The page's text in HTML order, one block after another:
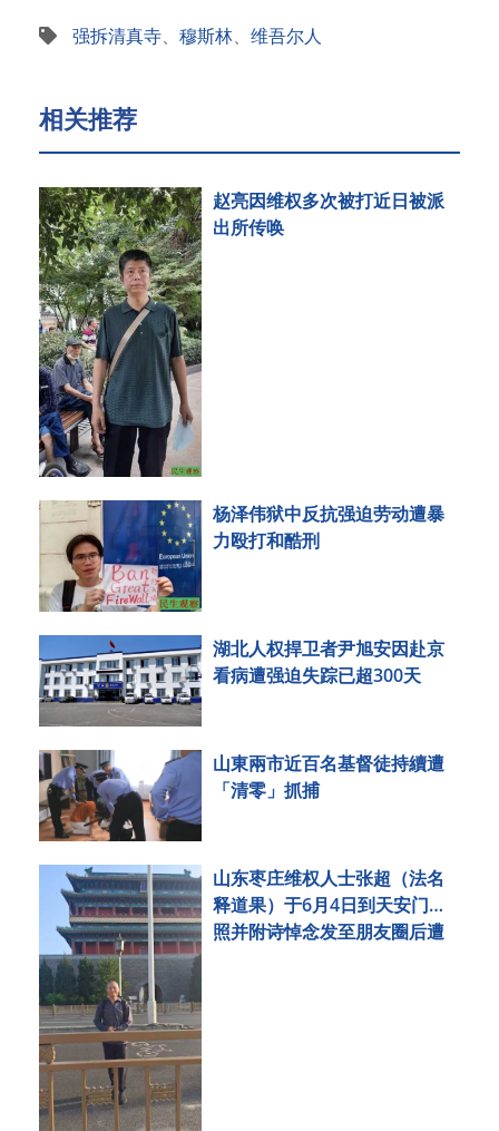
强拆清真寺、 穆斯林、 维吾尔人
相关推荐
赵亮因维权多次被打近日被派
出所传唤
杨泽伟狱中反抗强迫劳动遭暴
力殴打和酷刑
湖北人权捍卫者尹旭安因赴京
看病遭强迫失踪已超300天
山東兩市近百名基督徒持續遭
「清零」抓捕
山东枣庄维权人士张超（法名
释道果）于6月4日到天安门拍
照并附诗悼念发至朋友圈后遭